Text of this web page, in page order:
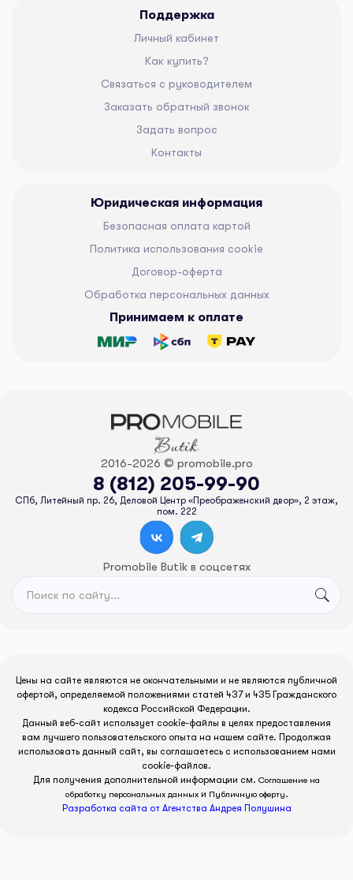
Поддержка
Личный кабинет
Как купить?
Связаться с руководителем
Заказать обратный звонок
Задать вопрос
Контакты
Юридическая информация
Безопасная оплата картой
Политика использования cookie
Договор-оферта
Обработка персональных данных
Принимаем к оплате
2016-2026 © promobile.pro
8 (812) 205-99-90
СПб, Литейный пр. 26, Деловой Центр «Преображенский двор», 2 этаж,
пом. 222
Promobile Butik в соцсетях
Цены на сайте являются не окончательными и не являются публичной
офертой, определяемой положениями статей 437 и 435 Гражданского
кодекса Российской Федерации.
Данный веб-сайт использует cookie-файлы в целях предоставления
вам лучшего пользовательского опыта на нашем сайте. Продолжая
использовать данный сайт, вы соглашаетесь с использованием нами
cookie-файлов.
Для получения дополнительной информации см. Соглашение на
обработку персональных данныхи Публичную оферту.
Разработка сайта от Агентства Андрея Полушина